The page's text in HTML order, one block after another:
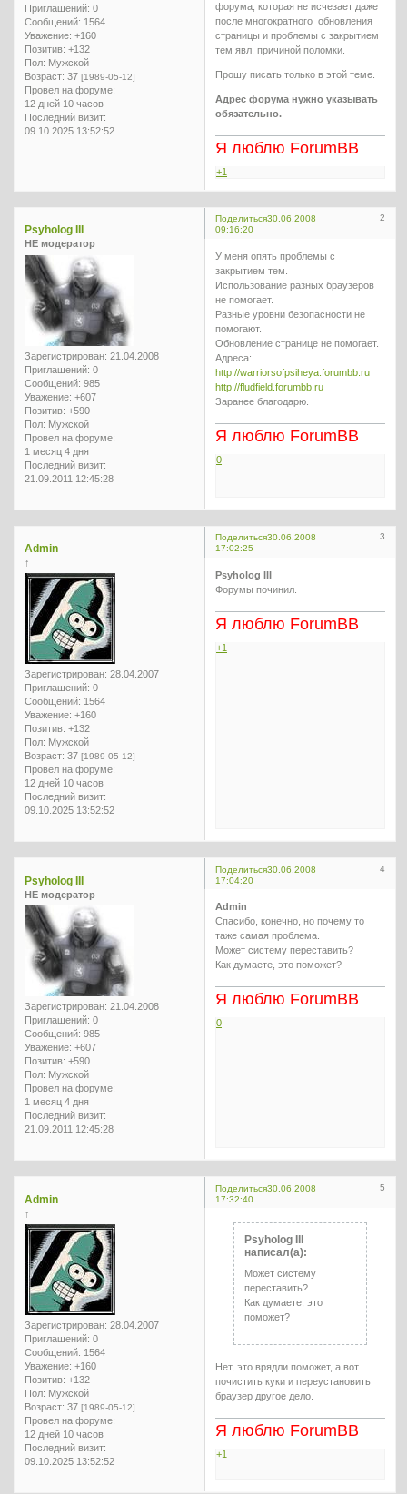
Приглашений: 0
Сообщений: 1564
Уважение: +160
Позитив: +132
Пол: Мужской
Возраст: 37 [1989-05-12]
Провел на форуме:
12 дней 10 часов
Последний визит:
09.10.2025 13:52:52
форума, которая не исчезает даже
после многократного обновления
страницы и проблемы с закрытием
тем явл. причиной поломки.
Прошу писать только в этой теме.
Адрес форума нужно указывать
обязательно.
Я люблю ForumBB
+1
Поделиться 2
30.06.2008
09:16:20
Psyholog III
НЕ модератор
Зарегистрирован: 21.04.2008
Приглашений: 0
Сообщений: 985
Уважение: +607
Позитив: +590
Пол: Мужской
Провел на форуме:
1 месяц 4 дня
Последний визит:
21.09.2011 12:45:28
У меня опять проблемы с
закрытием тем.
Использование разных браузеров
не помогает.
Разные уровни безопасности не
помогают.
Обновление странице не помогает.
Адреса:
http://warriorsofpsiheya.forumbb.ru
http://fludfield.forumbb.ru
Заранее благодарю.
Я люблю ForumBB
0
Поделиться 3
30.06.2008
17:02:25
Admin
↑
Зарегистрирован: 28.04.2007
Приглашений: 0
Сообщений: 1564
Уважение: +160
Позитив: +132
Пол: Мужской
Возраст: 37 [1989-05-12]
Провел на форуме:
12 дней 10 часов
Последний визит:
09.10.2025 13:52:52
Psyholog III
Форумы починил.
Я люблю ForumBB
+1
Поделиться 4
30.06.2008
17:04:20
Psyholog III
НЕ модератор
Зарегистрирован: 21.04.2008
Приглашений: 0
Сообщений: 985
Уважение: +607
Позитив: +590
Пол: Мужской
Провел на форуме:
1 месяц 4 дня
Последний визит:
21.09.2011 12:45:28
Admin
Спасибо, конечно, но почему то
таже самая проблема.
Может систему переставить?
Как думаете, это поможет?
Я люблю ForumBB
0
Поделиться 5
30.06.2008
17:32:40
Admin
↑
Зарегистрирован: 28.04.2007
Приглашений: 0
Сообщений: 1564
Уважение: +160
Позитив: +132
Пол: Мужской
Возраст: 37 [1989-05-12]
Провел на форуме:
12 дней 10 часов
Последний визит:
09.10.2025 13:52:52
Psyholog III
написал(а):
Может систему
переставить?
Как думаете, это
поможет?
Нет, это врядли поможет, а вот
почистить куки и переустановить
браузер другое дело.
Я люблю ForumBB
+1